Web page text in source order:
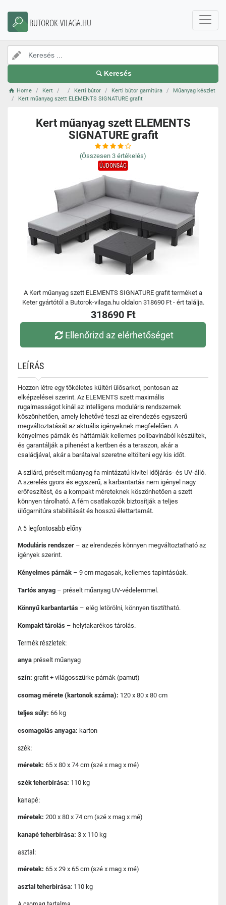
BUTOROK-VILAGA.HU
Keresés
Home Kert Kerti bútor Kerti bútor garnitúra
Műanyag készlet
Kert műanyag szett ELEMENTS SIGNATURE grafit
Kert műanyag szett ELEMENTS
SIGNATURE grafit
(Összesen 3 értékelés)
ÚJDONSÁG
A Kert műanyag szett ELEMENTS SIGNATURE grafit terméket a
Keter gyártótól a Butorok-vilaga.hu oldalon 318690 Ft - ért találja.
318690 Ft
Ellenőrizd az elérhetőséget
LEÍRÁS
Hozzon létre egy tökéletes kültéri ülősarkot, pontosan az
elképzelései szerint. Az ELEMENTS szett maximális
rugalmasságot kínál az intelligens moduláris rendszernek
köszönhetően, amely lehetővé teszi az elrendezés egyszerű
megváltoztatását az aktuális igényeknek megfelelően. A
kényelmes párnák és háttámlák kellemes polibavlnából készültek,
és garantálják a pihenést a kertben és a teraszon, akár a
családjával, akár a barátaival szeretne eltölteni egy kis időt.
A szilárd, préselt műanyag fa mintázatú kivitel időjárás- és UV-álló.
A szerelés gyors és egyszerű, a karbantartás nem igényel nagy
erőfeszítést, és a kompakt méreteknek köszönhetően a szett
könnyen tárolható. A fém csatlakozók biztosítják a teljes
ülőgarnitúra stabilitását és hosszú élettartamát.
A 5 legfontosabb előny
Moduláris rendszer – az elrendezés könnyen megváltoztatható az
igények szerint.
Kényelmes párnák – 9 cm magasak, kellemes tapintásúak.
Tartós anyag – préselt műanyag UV-védelemmel.
Könnyű karbantartás – elég letörölni, könnyen tisztítható.
Kompakt tárolás – helytakarékos tárolás.
Termék részletek:
anya préselt műanyag
szín: grafit + világosszürke párnák (pamut)
csomag mérete (kartonok száma): 120 x 80 x 80 cm
teljes súly: 66 kg
csomagolás anyaga: karton
szék:
méretek: 65 x 80 x 74 cm (szé x mag x mé)
szék teherbírása: 110 kg
kanapé:
méretek: 200 x 80 x 74 cm (szé x mag x mé)
kanapé teherbírása: 3 x 110 kg
asztal:
méretek: 65 x 29 x 65 cm (szé x mag x mé)
asztal teherbírása: 110 kg